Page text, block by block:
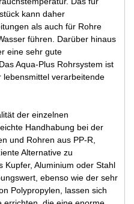
kann daher
als auch für Rohre
führen. Darüber hinaus
eine sehr gute
Aqua-Plus Rohrsystem ist
verarbeitende
der einzelnen
Handhabung bei der
und Rohren aus PP-R,
Alternative zu
Kupfer, Aluminium oder Stahl
ebenso wie der sehr
Polypropylen, lassen sich